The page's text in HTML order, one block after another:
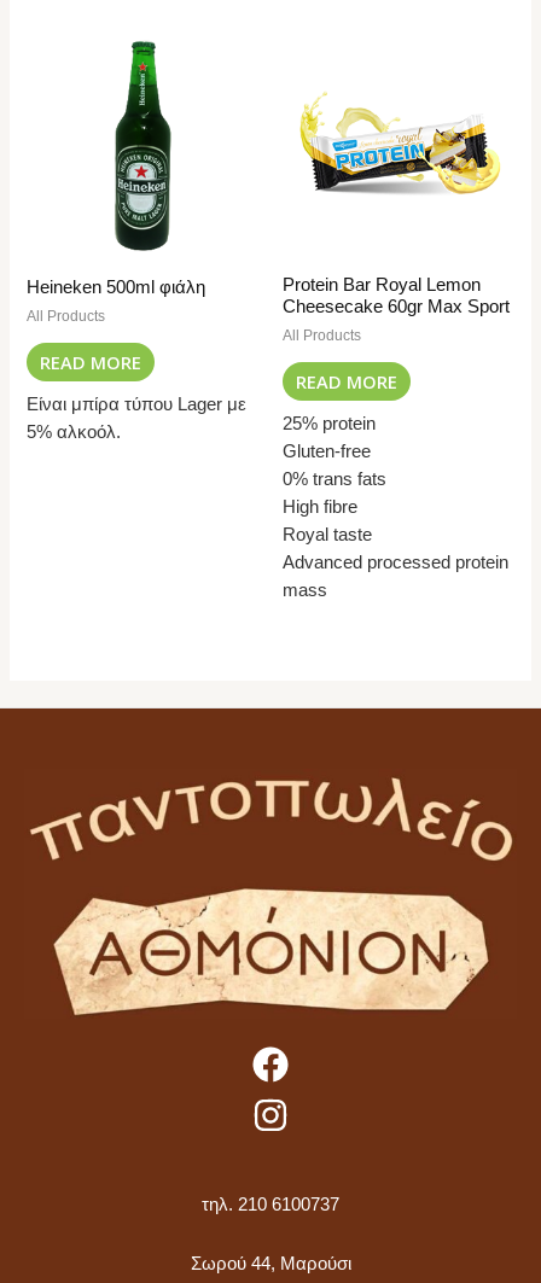
Heineken 500ml φιάλη
All Products
READ MORE
Είναι μπίρα τύπου Lager με
5% αλκοόλ.
Protein Bar Royal Lemon
Cheesecake 60gr Max Sport
All Products
READ MORE
25% protein
Gluten-free
0% trans fats
High fibre
Royal taste
Advanced processed protein
mass
τηλ. 210 6100737
Σωρού 44, Μαρούσι